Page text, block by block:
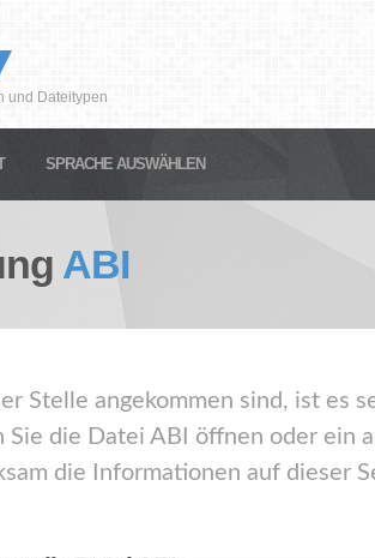
und Dateitypen
SPRACHE AUSWÄHLEN
ABI
Stelle angekommen sind, ist es
Sie die Datei ABI öffnen oder ein
die Informationen auf dieser